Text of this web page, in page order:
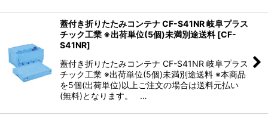
蓋付き折りたたみコンテナ CF-S41NR 岐阜プラス
チック工業 ※出荷単位(5個)未満別途送料 [CF-
S41NR]
蓋付き折りたたみコンテナ CF-S41NR 岐阜プラス
チック工業 ※出荷単位(5個)未満別途送料 ※本商品
を5個(出荷単位)以上ご注文の場合は送料元払い
(無料)となります。 …